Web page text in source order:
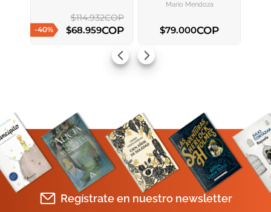
-40%
$114.932COP
$68.959COP
Mario Mendoza
$79.000COP
Regístrate en nuestro newsletter